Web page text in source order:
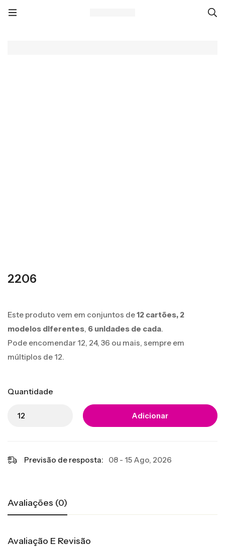
2206
Este produto vem em conjuntos de12 cartões, 2
modelos diferentes, 6 unidades de cada.
Pode encomendar 12, 24, 36 ou mais, sempre em
múltiplos de 12.
Quantidade
Adicionar
Previsão de resposta: 08 - 15 Ago, 2026
Avaliações (0)
Avaliação E Revisão